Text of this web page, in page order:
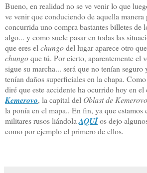
Bueno, en realidad no se ve venir lo que
ve venir que conduciendo de aquella
concurrida uno compra bastantes billetes de
algo... y como suele pasar en todas las
que eres elchungodel lugar aparece otro
chungoque tú. Por cierto, aparentemente el
sigue su marcha... será que no tenían
tenían daños superficiales en la chapa.
diré que este accidente ha ocurrido hoy en
Kemerovo, la capital del Oblast de Kemerovo
la ponía en el mapa.. En fin, ya que estamos
militares rusos liándolaAQUÍos dejo
como por ejemplo el primero de ellos.